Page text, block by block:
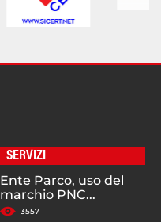
SERVIZI
Ente Parco, uso del
marchio PNC...
3557